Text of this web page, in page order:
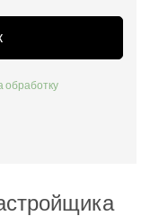
обработку